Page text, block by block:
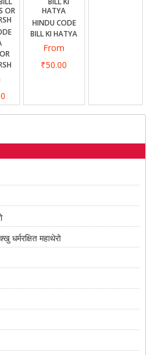
HINDU CODE
BILL KI HATYA
From
₹50.00
धर्मरक्षित महाथेरो